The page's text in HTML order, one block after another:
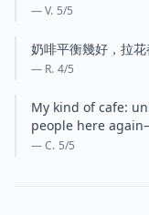
— V. 5/5
奶啡平衡幾好，拉花
— R. 4/5
My kind of cafe:
people here
— C. 5/5